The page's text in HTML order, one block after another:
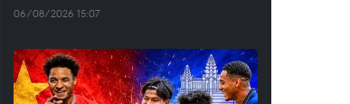
06/08/2026 15:07